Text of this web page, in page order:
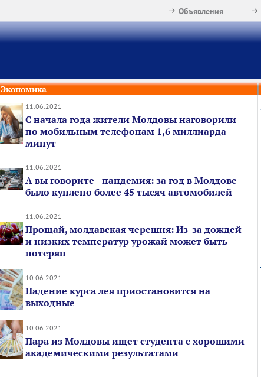
Объявления
Экономика
11.06.2021
С начала года жители Молдовы наговорили
по мобильным телефонам 1,6 миллиарда
минут
11.06.2021
А вы говорите - пандемия: за год в Молдове
было куплено более 45 тысяч автомобилей
11.06.2021
Прощай, молдавская черешня: Из-за дождей
и низких температур урожай может быть
потерян
10.06.2021
Падение курса лея приостановится на
выходные
10.06.2021
Пара из Молдовы ищет студента с хорошими
академическими результатами